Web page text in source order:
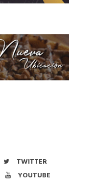
TWITTER
YOUTUBE